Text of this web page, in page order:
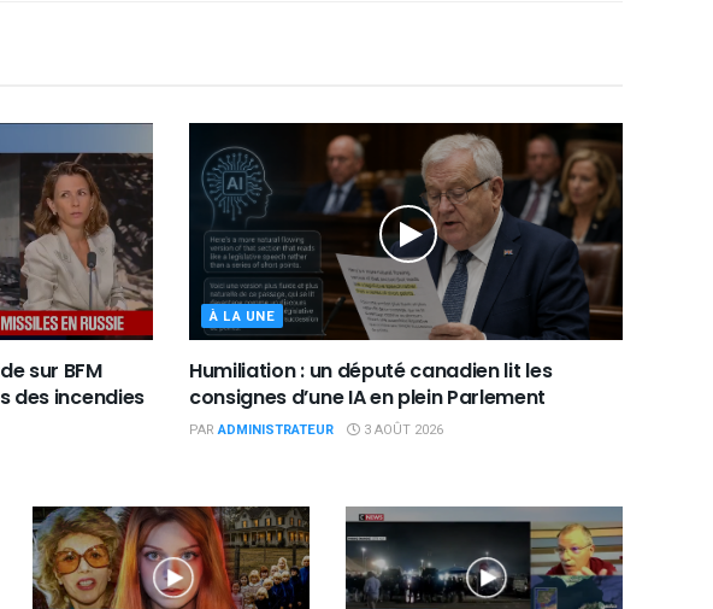
sur BFM
des incendies
À LA UNE
Humiliation : un député canadien lit les
consignes d’une IA en plein Parlement
PAR ADMINISTRATEUR 3 AOÛT 2026